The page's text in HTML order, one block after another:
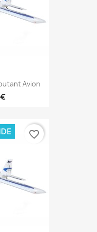
Avion
favorite_border